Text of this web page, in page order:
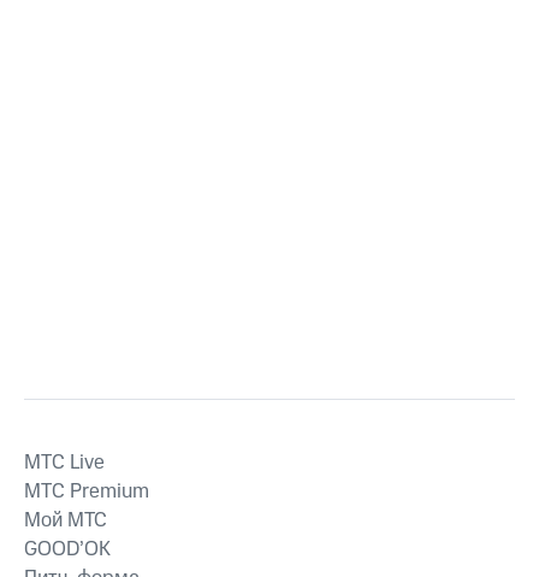
MTС Live
MTС Premium
Мой МТС
GOOD’OK